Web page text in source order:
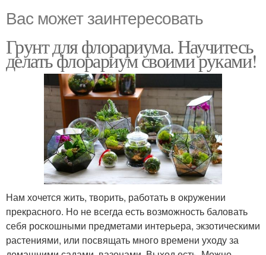
Вас может заинтересовать
Грунт для флорариума. Научитесь
делать флорариум своими руками!
Нам хочется жить, творить, работать в окружении
прекрасного. Но не всегда есть возможность баловать
себя роскошными предметами интерьера, экзотическими
растениями, или посвящать много времени уходу за